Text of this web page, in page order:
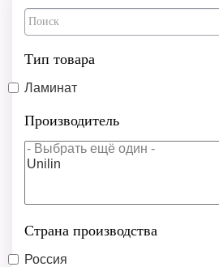
Тип товара
Ламинат
Производитель
Страна производства
Россия